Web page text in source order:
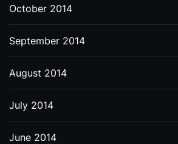
October 2014
September 2014
August 2014
July 2014
June 2014